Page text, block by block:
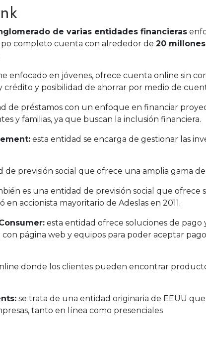
de varias entidades financieras
completo cuenta con alrededor de 20
enfocado en jóvenes, ofrece cuenta online sin
y posibilidad de ahorrar por medio de
de préstamos con un enfoque en financiar
y familias, ya que buscan la inclusión financiera.
esta entidad se encarga de gestionar las
de previsión social que ofrece una amplia gama
es una entidad de previsión social que
en accionista mayoritario de Adeslas en 2011.
esta entidad ofrece soluciones de
página web y equipos para poder aceptar
donde los clientes pueden encontrar
se trata de una entidad originaria de EEUU
tanto en línea como presenciales